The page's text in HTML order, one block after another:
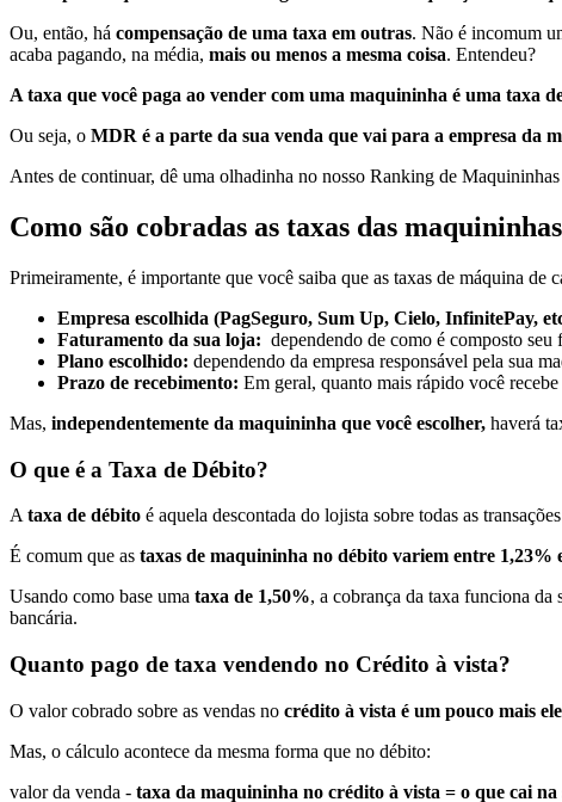
Ou, então, há compensação de uma taxa em outras. Não é incomum
acaba pagando, na média, mais ou menos a mesma coisa. Entendeu?
A taxa que você paga ao vender com uma maquininha é uma taxa
Ou seja, o MDR é a parte da sua venda que vai para a empresa da
Antes de continuar, dê uma olhadinha no nosso Ranking de
Como são cobradas as taxas das
Primeiramente, é importante que você saiba que as taxas de máquina de
Empresa escolhida (PagSeguro, Sum Up, Cielo, InfinitePay,
Faturamento da sua loja: dependendo de como é composto
Plano escolhido: dependendo da empresa responsável pela sua
Prazo de recebimento: Em geral, quanto mais rápido você
Mas, independentemente da maquininha que você escolher, haverá
O que é a Taxa de Débito?
A taxa de débito é aquela descontada do lojista sobre todas as
É comum que as taxas de maquininha no débito variem entre 1,23%
Usando como base uma taxa de 1,50%, a cobrança da taxa funciona da
bancária.
Quanto pago de taxa vendendo no Crédito à vista?
O valor cobrado sobre as vendas no crédito à vista é um pouco mais
Mas, o cálculo acontece da mesma forma que no débito:
valor da venda - taxa da maquininha no crédito à vista = o que cai na